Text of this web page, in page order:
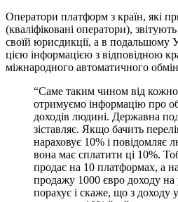
Оператори платформ з країн, які
(кваліфіковані оператори),
своїй юрисдикції, а в подальшому
цією інформацією з відповідною
міжнародного автоматичного
“Саме таким чином від
отримуємо інформацію про
доходів людині. Державна
зіставляє. Якщо бачить
нараховує 10% і повідомляє
вона має сплатити ці 10%.
продає на 10 платформах, а
продажу 1000 євро доходу на
порахує і скаже, що з доходу